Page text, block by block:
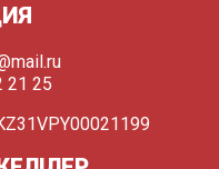
21 25